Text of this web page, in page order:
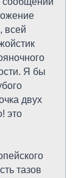
всей
Я бы
двух
это
тазов